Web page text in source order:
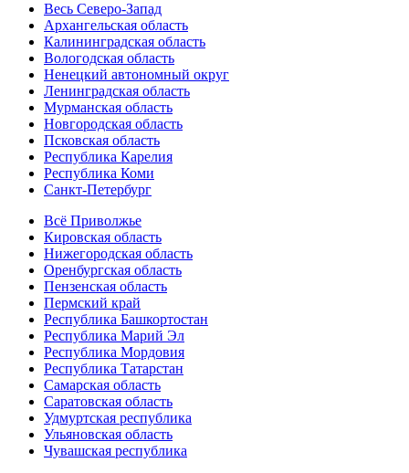
Весь Северо-Запад
Архангельская область
Калининградская область
Вологодская область
Ненецкий автономный округ
Ленинградская область
Мурманская область
Новгородская область
Псковская область
Республика Карелия
Республика Коми
Санкт-Петербург
Всё Приволжье
Кировская область
Нижегородская область
Оренбургская область
Пензенская область
Пермский край
Республика Башкортостан
Республика Марий Эл
Республика Мордовия
Республика Татарстан
Самарская область
Саратовская область
Удмуртская республика
Ульяновская область
Чувашская республика